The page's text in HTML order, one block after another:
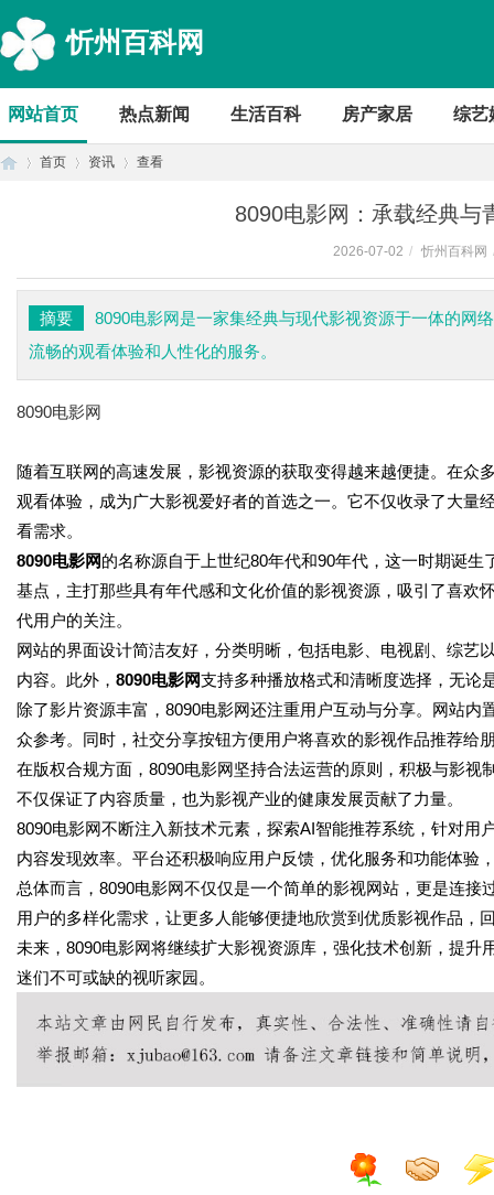
忻州百科网
网站首页 热点新闻 生活百科 房产家居 综艺
首页 资讯 查看
8090电影网：承载经典与
2026-07-02 / 忻州百科网
摘要
8090电影网是一家集经典与现代影视资源于一体的网
流畅的观看体验和人性化的服务。
8090电影网
随着互联网的高速发展，影视资源的获取变得越来越便捷。在众
观看体验，成为广大影视爱好者的首选之一。它不仅收录了大量
看需求。
8090电影网的名称源自于上世纪80年代和90年代，这一时期诞
基点，主打那些具有年代感和文化价值的影视资源，吸引了喜欢
代用户的关注。
网站的界面设计简洁友好，分类明晰，包括电影、电视剧、综
内容。此外， 8090电影网支持多种播放格式和清晰度选择，无论
除了影片资源丰富，8090电影网还注重用户互动与分享。网站
众参考。同时，社交分享按钮方便用户将喜欢的影视作品推荐给
在版权合规方面，8090电影网坚持合法运营的原则，积极与影
不仅保证了内容质量，也为影视产业的健康发展贡献了力量。
8090电影网不断注入新技术元素，探索AI智能推荐系统，针对
内容发现效率。平台还积极响应用户反馈，优化服务和功能体验
总体而言，8090电影网不仅仅是一个简单的影视网站，更是连
用户的多样化需求，让更多人能够便捷地欣赏到优质影视作品，
未来，8090电影网将继续扩大影视资源库，强化技术创新，提
迷们不可或缺的视听家园。